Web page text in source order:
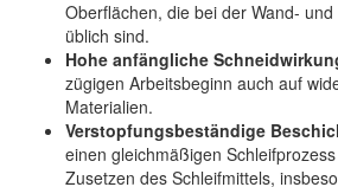
Oberflächen, die bei der Wand-
üblich sind.
Hohe anfängliche
zügigen Arbeitsbeginn auch auf
Materialien.
Verstopfungsbeständige
einen gleichmäßigen
Zusetzen des Schleifmittels,